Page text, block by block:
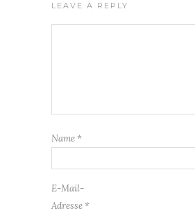
LEAVE A REPLY
Name *
E-Mail-
Adresse *